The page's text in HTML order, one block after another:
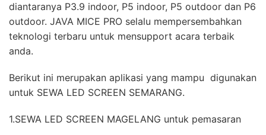
diantaranya P3.9 indoor, P5 indoor, P5 outdoor dan P6
outdoor. JAVA MICE PRO selalu mempersembahkan
teknologi terbaru untuk mensupport acara terbaik
anda.
Berikut ini merupakan aplikasi yang mampu digunakan
untuk SEWA LED SCREEN SEMARANG.
1.SEWA LED SCREEN MAGELANG untuk pemasaran